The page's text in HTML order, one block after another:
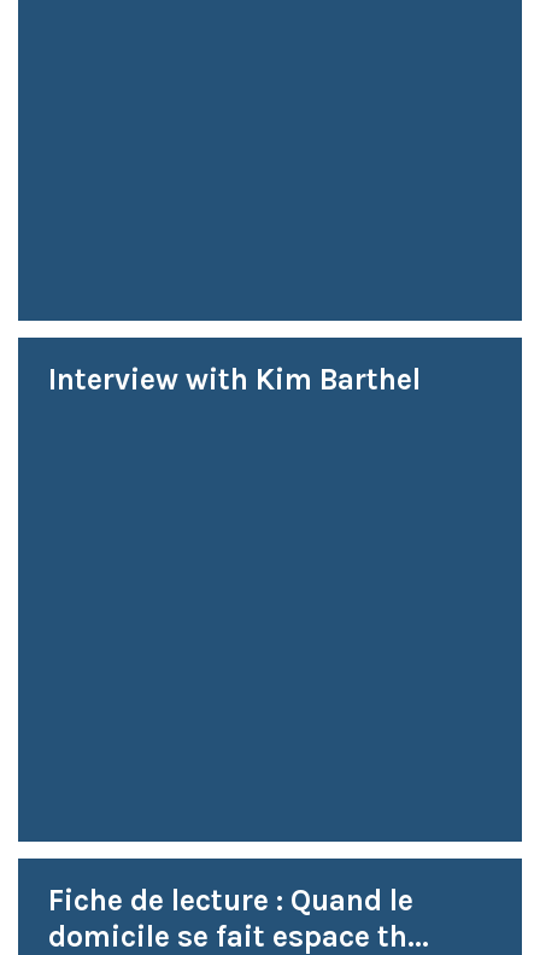
Interview with Kim Barthel
Fiche de lecture : Quand le
domicile se fait espace th...